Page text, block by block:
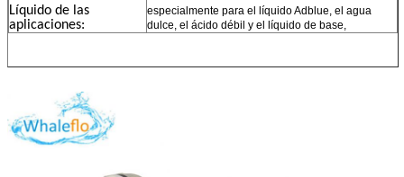
Líquido de las
aplicaciones:
especialmente para el líquido Adblue, el agua
dulce, el ácido débil y el líquido de base,